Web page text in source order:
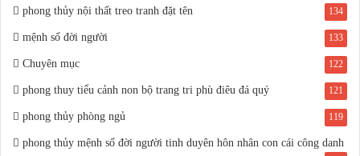
phong thủy nội thất treo tranh đặt tên 134
mệnh số đời người 133
Chuyên mục 122
phong thuy tiểu cảnh non bộ trang tri phù điêu đá quý 121
phong thủy phòng ngủ 119
phong thủy mệnh số đời người tinh duyên hôn nhân con cái công danh